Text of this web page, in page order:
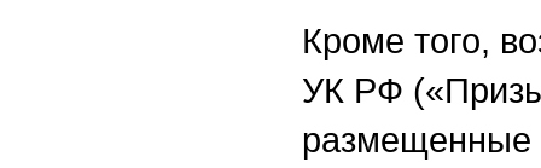
Кроме того,
УК РФ
размещенные